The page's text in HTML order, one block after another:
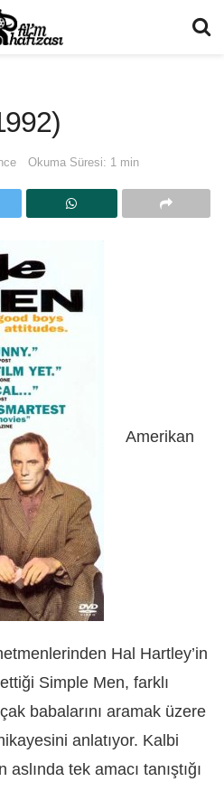
Okuma Süresi: 1 min
Amerikan
Hal Hartley’in
Simple Men, farklı
babalarını aramak üzere
anlatıyor. Kalbi
aslında tek amacı tanıştığı